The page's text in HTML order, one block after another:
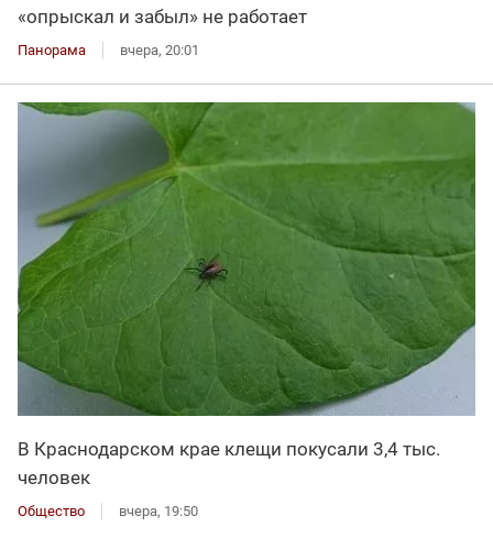
«опрыскал и забыл» не работает
Панорама вчера, 20:01
В Краснодарском крае клещи покусали 3,4 тыс.
человек
Общество вчера, 19:50